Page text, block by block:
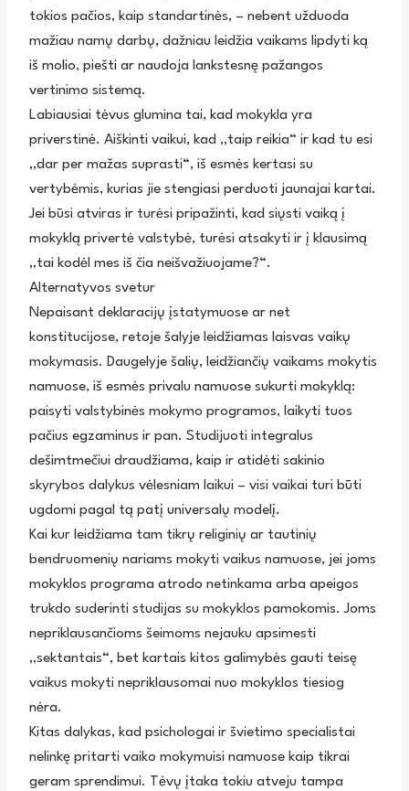
tokios pačios, kaip standartinės, – nebent užduoda
mažiau namų darbų, dažniau leidžia vaikams lipdyti ką
iš molio, piešti ar naudoja lankstesnę pažangos
vertinimo sistemą.
Labiausiai tėvus glumina tai, kad mokykla yra
priverstinė. Aiškinti vaikui, kad „taip reikia“ ir kad tu esi
„dar per mažas suprasti“, iš esmės kertasi su
vertybėmis, kurias jie stengiasi perduoti jaunajai kartai.
Jei būsi atviras ir turėsi pripažinti, kad siųsti vaiką į
mokyklą privertė valstybė, turėsi atsakyti ir į klausimą
„tai kodėl mes iš čia neišvažiuojame?“.
Alternatyvos svetur
Nepaisant deklaracijų įstatymuose ar net
konstitucijose, retoje šalyje leidžiamas laisvas vaikų
mokymasis. Daugelyje šalių, leidžiančių vaikams mokytis
namuose, iš esmės privalu namuose sukurti mokyklą:
paisyti valstybinės mokymo programos, laikyti tuos
pačius egzaminus ir pan. Studijuoti integralus
dešimtmečiui draudžiama, kaip ir atidėti sakinio
skyrybos dalykus vėlesniam laikui – visi vaikai turi būti
ugdomi pagal tą patį universalų modelį.
Kai kur leidžiama tam tikrų religinių ar tautinių
bendruomenių nariams mokyti vaikus namuose, jei joms
mokyklos programa atrodo netinkama arba apeigos
trukdo suderinti studijas su mokyklos pamokomis. Joms
nepriklausančioms šeimoms nejauku apsimesti
„sektantais“, bet kartais kitos galimybės gauti teisę
vaikus mokyti nepriklausomai nuo mokyklos tiesiog
nėra.
Kitas dalykas, kad psichologai ir švietimo specialistai
nelinkę pritarti vaiko mokymuisi namuose kaip tikrai
geram sprendimui. Tėvų įtaka tokiu atveju tampa